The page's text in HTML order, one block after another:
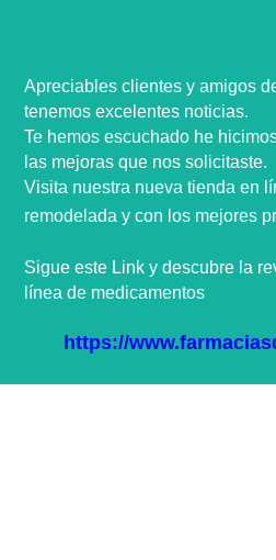
Apreciables clientes y amigos
tenemos excelentes noticias.
Te hemos escuchado he
las mejoras que nossolicitaste.
Visita nuestra nueva tienda en
remodelada y con los mejores
Sigue este Link y descubre la
línea de medicamentos
https://